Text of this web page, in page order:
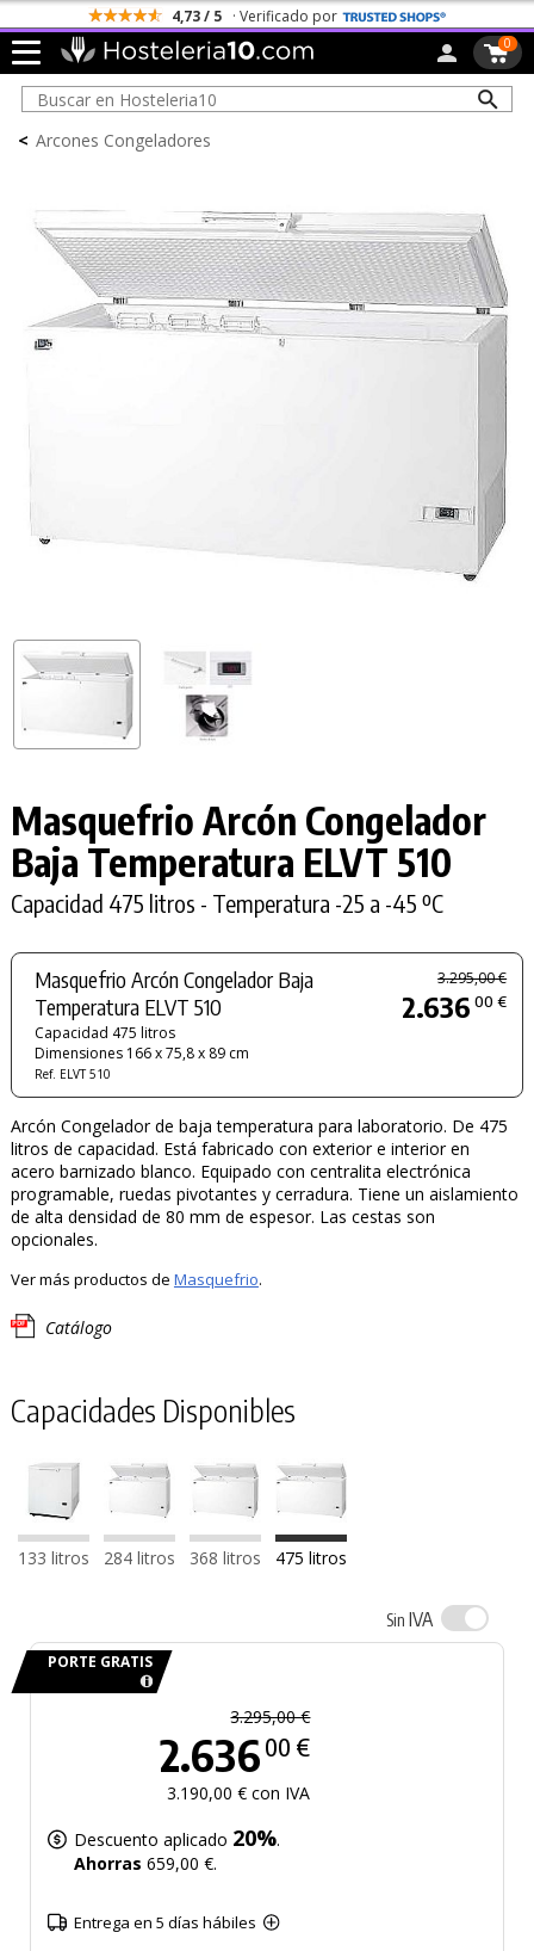
4,73 / 5 · Verificado por
0
< Arcones Congeladores
Masquefrio Arcón Congelador
Baja Temperatura ELVT 510
Capacidad 475 litros - Temperatura -25 a -45 ºC
Masquefrio Arcón Congelador Baja
Temperatura ELVT 510
Capacidad 475 litros
Dimensiones 166 x 75,8 x 89 cm
Ref. ELVT 510
3.295,00 €
2.636 00 €
Arcón Congelador de baja temperatura para laboratorio. De 475
litros de capacidad. Está fabricado con exterior e interior en
acero barnizado blanco. Equipado con centralita electrónica
programable, ruedas pivotantes y cerradura. Tiene un aislamiento
de alta densidad de 80 mm de espesor. Las cestas son
opcionales.
Ver más productos de Masquefrio.
Catálogo
Capacidades Disponibles
133 litros 284 litros 368 litros 475 litros
Sin IVA
PORTE GRATIS
3.295,00 €
2.636 00 €
3.190,00 € con IVA
Descuento aplicado 20%.
Ahorras 659,00 €.
Entrega en 5 días hábiles